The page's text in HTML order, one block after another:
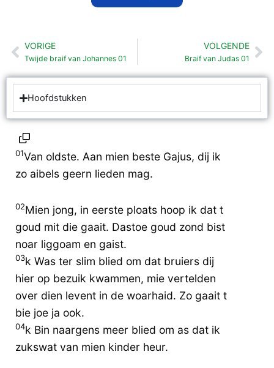
Vorige
VORIGE
Twijde braif van Johannes 01
VOLGENDE
Braif van Judas 01
Hoofdstukken
01Van oldste. Aan mien beste Gajus, dij ik
zo aibels geern lieden mag.
02Mien jong, in eerste ploats hoop ik dat t
goud mit die gaait. Dastoe goud zond bist
noar liggoam en gaist.
03k Was ter slim blied om dat bruiers dij
hier op bezuik kwammen, mie vertelden
over dien levent in de woarhaid. Zo gaait t
bie joe ja ook.
04k Bin naargens meer blied om as dat ik
zukswat van mien kinder heur.